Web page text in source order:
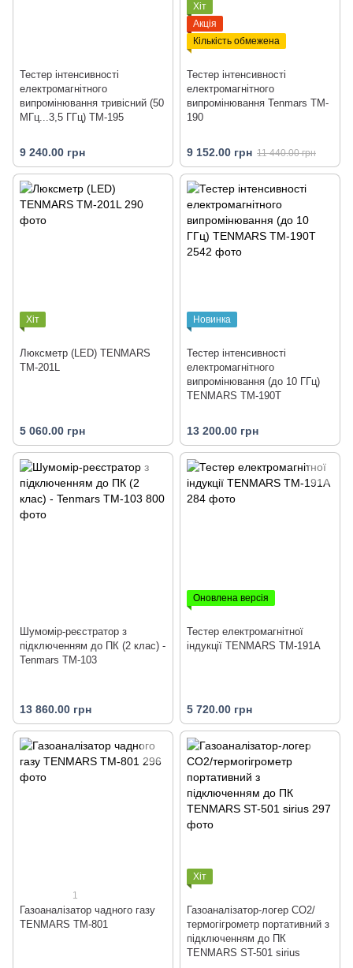
Тестер інтенсивності
електромагнітного
випромінювання тривісний (50
МГц...3,5 ГГц) TM-195
9 240.00 грн
Хіт
Акція
Кількість обмежена
Тестер інтенсивності
електромагнітного
випромінювання Tenmars TM-
190
9 152.00 грн 11 440.00 грн
Хіт
Люксметр (LED) TENMARS
TM-201L
5 060.00 грн
Новинка
Тестер інтенсивності
електромагнітного
випромінювання (до 10 ГГц)
TENMARS TM-190T
13 200.00 грн
Шумомір-реєстратор з
підключенням до ПК (2 клас) -
Tenmars TM-103
13 860.00 грн
Оновлена версія
Тестер електромагнітної
індукції TENMARS TM-191A
5 720.00 грн
1
Газоаналізатор чадного газу
TENMARS TM-801
Хіт
Газоаналізатор-логер CO2/
термогігрометр портативний з
підключенням до ПК
TENMARS ST-501 sirius